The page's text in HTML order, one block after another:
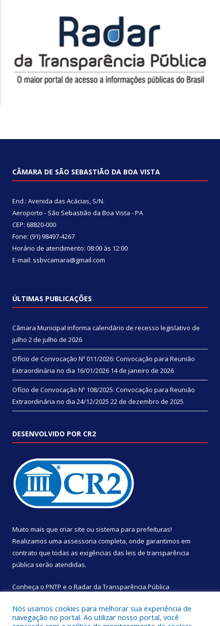
CÂMARA DE SÃO SEBASTIÃO DA BOA VISTA
End.: Avenida das Acácias, S/N.
Aeroporto - São Sebastião da Boa Vista - PA
CEP: 68820-000
Fone: (91) 98497-4267
Horário de atendimento: 08:00 às 12:00
E-mail: ssbvcamara@gmail.com
ÚLTIMAS PUBLICAÇÕES
Câmara Municipal informa calendário de recesso legislativo de
julho 2 de julho de 2026
Ofício de Convocação Nº 011/2026: Convocação para Reunião
Extraordinária no dia 16/01/2026 14 de janeiro de 2026
Ofício de Convocação Nº 108/2025: Convocação para Reunião
Extraordinária no dia 24/12/2025 22 de dezembro de 2025
DESENVOLVIDO POR CR2
Muito mais que criar site ou sistema para prefeituras!
Realizamos uma assessoria completa, onde garantimos em
contrato que todas as exigências das leis de transparência
pública serão atendidas.
Conheça o PNTP e o Radar da Transparência Pública
Nós usamos cookies para melhorar sua experiência de
navegação no portal. Ao utilizar nosso portal, você